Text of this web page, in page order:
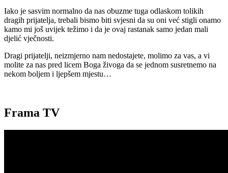
Iako je sasvim normalno da nas obuzme tuga odlaskom tolikih
dragih prijatelja, trebali bismo biti svjesni da su oni već stigli onamo
kamo mi još uvijek težimo i da je ovaj rastanak samo jedan mali
djelić vječnosti.
Dragi prijatelji, neizmjerno nam nedostajete, molimo za vas, a vi
molite za nas pred licem Boga živoga da se jednom susretnemo na
nekom boljem i ljepšem mjestu…
Frama TV